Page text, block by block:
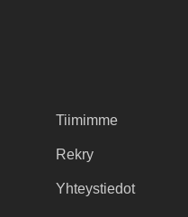
Tiimimme
Rekry
Yhteystiedot